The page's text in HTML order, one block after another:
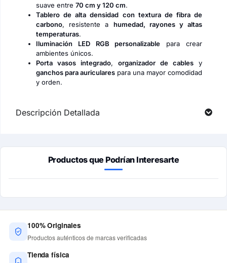
suave entre 70 cm y 120 cm.
Tablero de alta densidad con textura de fibra de
carbono, resistente a humedad, rayones y altas
temperaturas.
Iluminación LED RGB personalizable para crear
ambientes únicos.
Porta vasos integrado, organizador de cables y
ganchos para auriculares para una mayor comodidad
y orden.
Descripción Detallada
Productos que Podrían Interesarte
100% Originales
Productos auténticos de marcas verificadas
Tienda física